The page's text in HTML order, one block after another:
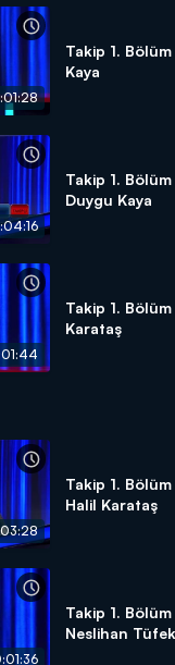
Takip 1.
Kaya
Takip 1. Bölüm
Duygu Kaya
Takip 1. Bölüm
Karataş
Takip 1. Bölüm
Halil Karataş
Takip 1. Bölüm
Neslihan